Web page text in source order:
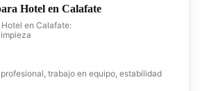
Hotel en Calafate
en Calafate:
trabajo en equipo, estabilidad